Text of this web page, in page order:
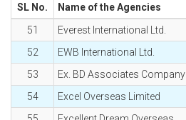
SL No. Name of the Agencies
51
Everest International Ltd.
52
EWB International Ltd.
53
Ex. BD Associates Company
54
Excel Overseas Limited